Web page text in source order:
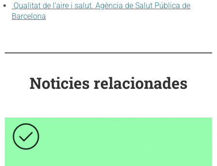
Qualitat de l’aire i salut. Agència de Salut Pública de
Barcelona
Noticies relacionades